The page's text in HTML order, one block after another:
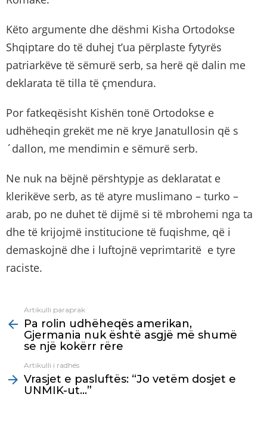
Këto argumente dhe dëshmi Kisha Ortodokse
Shqiptare do të duhej t’ua përplaste fytyrës
patriarkëve të sëmurë serb, sa herë që dalin me
deklarata të tilla të çmendura.
Por fatkeqësisht Kishën tonë Ortodokse e
udhëheqin grekët me në krye Janatullosin që s
´dallon, me mendimin e sëmurë serb.
Ne nuk na bëjnë përshtypje as deklaratat e
klerikëve serb, as të atyre muslimano – turko –
arab, po ne duhet të dijmë si të mbrohemi nga ta
dhe të krijojmë institucione të fuqishme, që i
demaskojnë dhe i luftojnë veprimtaritë e tyre
raciste.
more
Artikulli paraprak
Pa rolin udhëheqës amerikan,
Gjermania nuk është asgjë më shumë
se një kokërr rëre
Artikulli i radhës
Vrasjet e pasluftës: “Jo vetëm dosjet e
UNMIK-ut…”